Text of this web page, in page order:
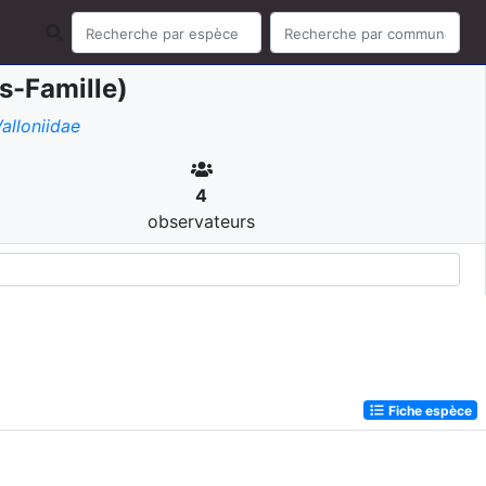
Famille)
4
observateurs
Fiche espèce